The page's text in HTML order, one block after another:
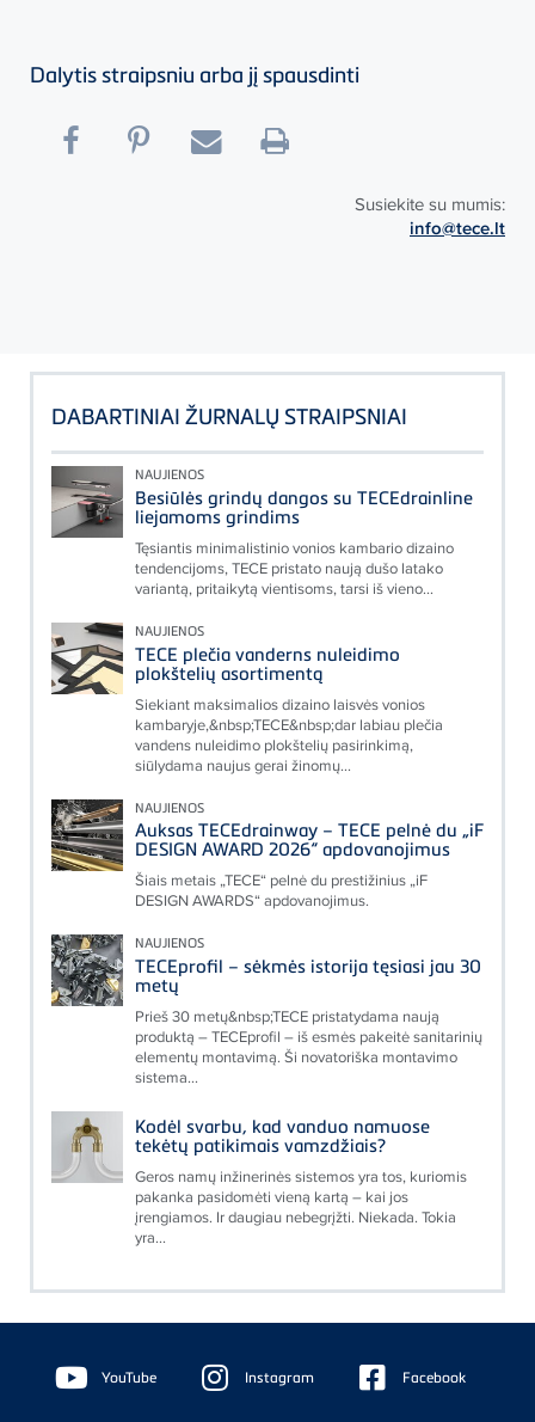
Dalytis straipsniu arba jį spausdinti
Susiekite su mumis:
info@tece.lt
DABARTINIAI ŽURNALŲ STRAIPSNIAI
NAUJIENOS
Besiūlės grindų dangos su TECEdrainline
liejamoms grindims
Tęsiantis minimalistinio vonios kambario dizaino
tendencijoms, TECE pristato naują dušo latako
variantą, pritaikytą vientisoms, tarsi iš vieno...
NAUJIENOS
TECE plečia vanderns nuleidimo
plokštelių asortimentą
Siekiant maksimalios dizaino laisvės vonios
kambaryje,&nbsp;TECE&nbsp;dar labiau plečia
vandens nuleidimo plokštelių pasirinkimą,
siūlydama naujus gerai žinomų...
NAUJIENOS
Auksas TECEdrainway – TECE pelnė du „iF
DESIGN AWARD 2026“ apdovanojimus
Šiais metais „TECE“ pelnė du prestižinius „iF
DESIGN AWARDS“ apdovanojimus.
NAUJIENOS
TECEprofil – sėkmės istorija tęsiasi jau 30
metų
Prieš 30 metų&nbsp;TECE pristatydama naują
produktą – TECEprofil – iš esmės pakeitė sanitarinių
elementų montavimą. Ši novatoriška montavimo
sistema...
Kodėl svarbu, kad vanduo namuose
tekėtų patikimais vamzdžiais?
Geros namų inžinerinės sistemos yra tos, kuriomis
pakanka pasidomėti vieną kartą – kai jos
įrengiamos. Ir daugiau nebegrįžti. Niekada. Tokia
yra...
Floating
Sidebar YouTube Instagram Facebook